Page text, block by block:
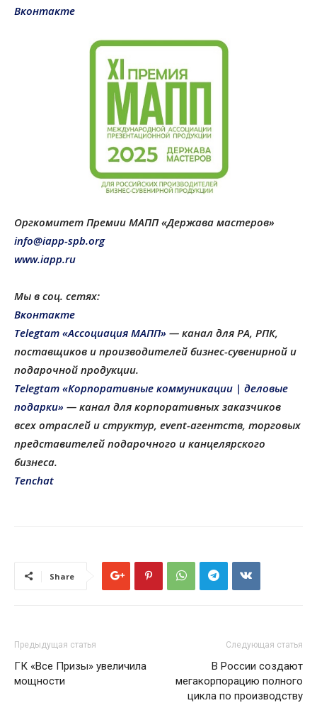
Вконтакте
Оргкомитет Премии МАПП «Держава мастеров»
info@iapp-spb.org
www.iapp.ru
Мы в соц. сетях:
Вконтакте
Telegtam «Ассоциация МАПП» — канал для РА, РПК,
поставщиков и производителей бизнес-сувенирной и
подарочной продукции.
Telegtam «Корпоративные коммуникации | деловые
подарки» — канал для корпоративных заказчиков
всех отраслей и структур, еvent-агентств, торговых
представителей подарочного и канцелярского
бизнеса.
Tenchat
Share
Предыдущая статья
ГК «Все Призы» увеличила
мощности
Следующая статья
В России создают
мегакорпорацию полного
цикла по производству